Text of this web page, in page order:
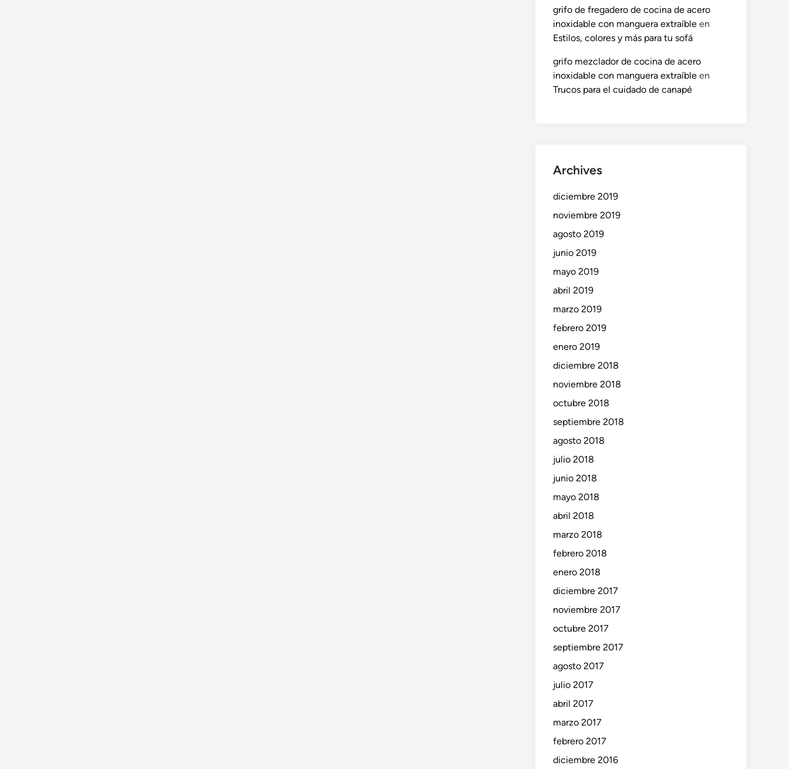
grifo de fregadero de cocina de acero
inoxidable con manguera extraíble en
Estilos, colores y más para tu sofá
grifo mezclador de cocina de acero
inoxidable con manguera extraíble en
Trucos para el cuidado de canapé
Archives
diciembre 2019
noviembre 2019
agosto 2019
junio 2019
mayo 2019
abril 2019
marzo 2019
febrero 2019
enero 2019
diciembre 2018
noviembre 2018
octubre 2018
septiembre 2018
agosto 2018
julio 2018
junio 2018
mayo 2018
abril 2018
marzo 2018
febrero 2018
enero 2018
diciembre 2017
noviembre 2017
octubre 2017
septiembre 2017
agosto 2017
julio 2017
abril 2017
marzo 2017
febrero 2017
diciembre 2016